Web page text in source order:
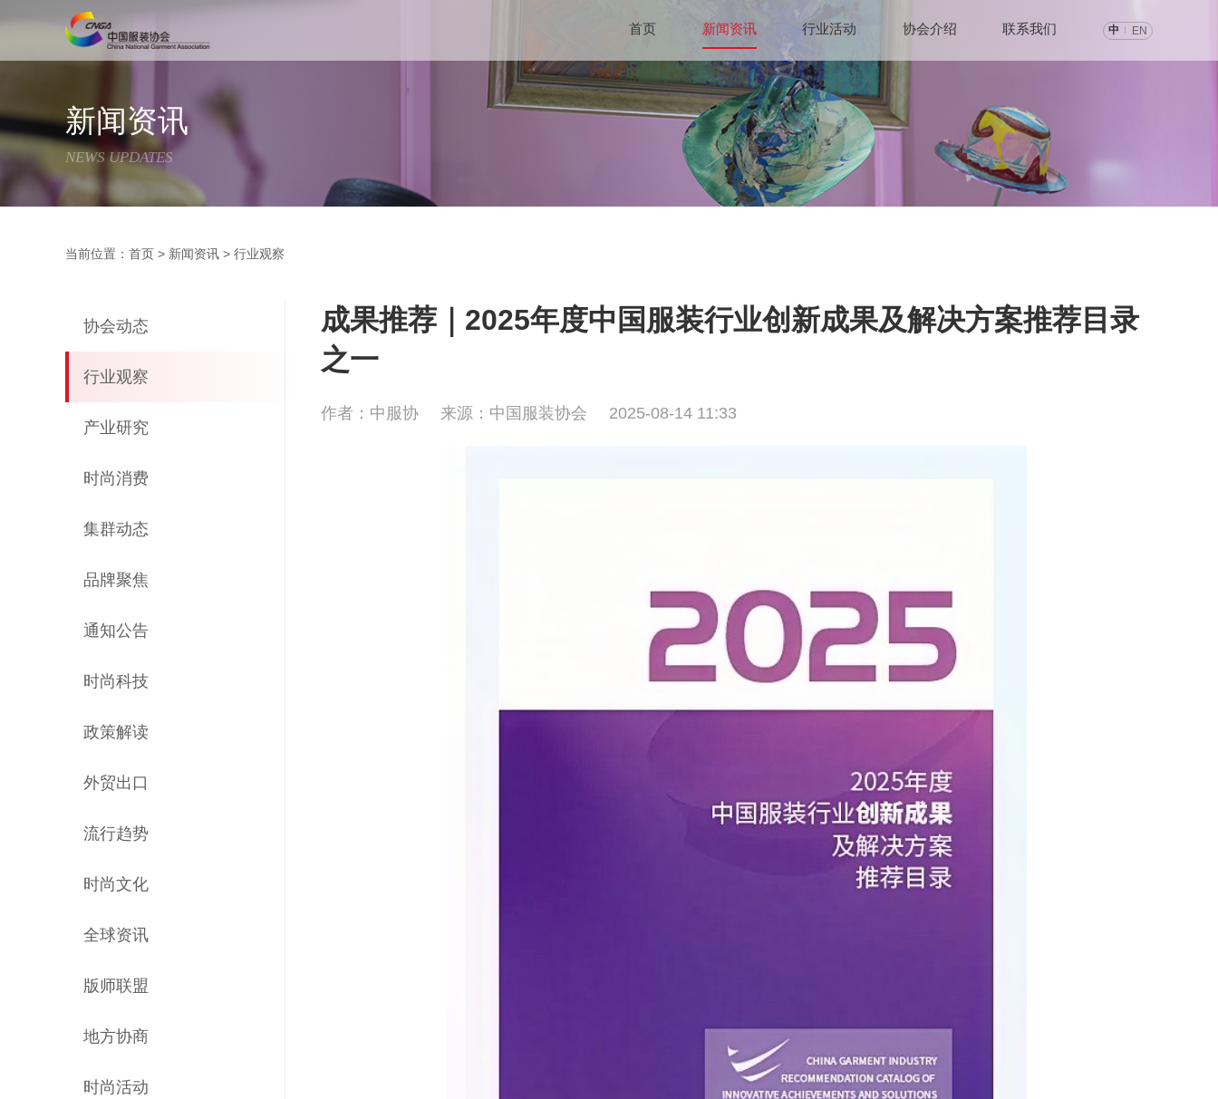
首页 新闻资讯 行业活动 协会介绍 联系我们 中 EN
新闻资讯
NEWS UPDATES
当前位置： 首页 > 新闻资讯 > 行业观察
协会动态
行业观察
产业研究
时尚消费
集群动态
品牌聚焦
通知公告
时尚科技
政策解读
外贸出口
流行趋势
时尚文化
全球资讯
版师联盟
地方协商
时尚活动
成果推荐｜2025年度中国服装行业创新成果及解决方案推荐目录
之一
作者：中服协 来源：中国服装协会 2025-08-14 11:33